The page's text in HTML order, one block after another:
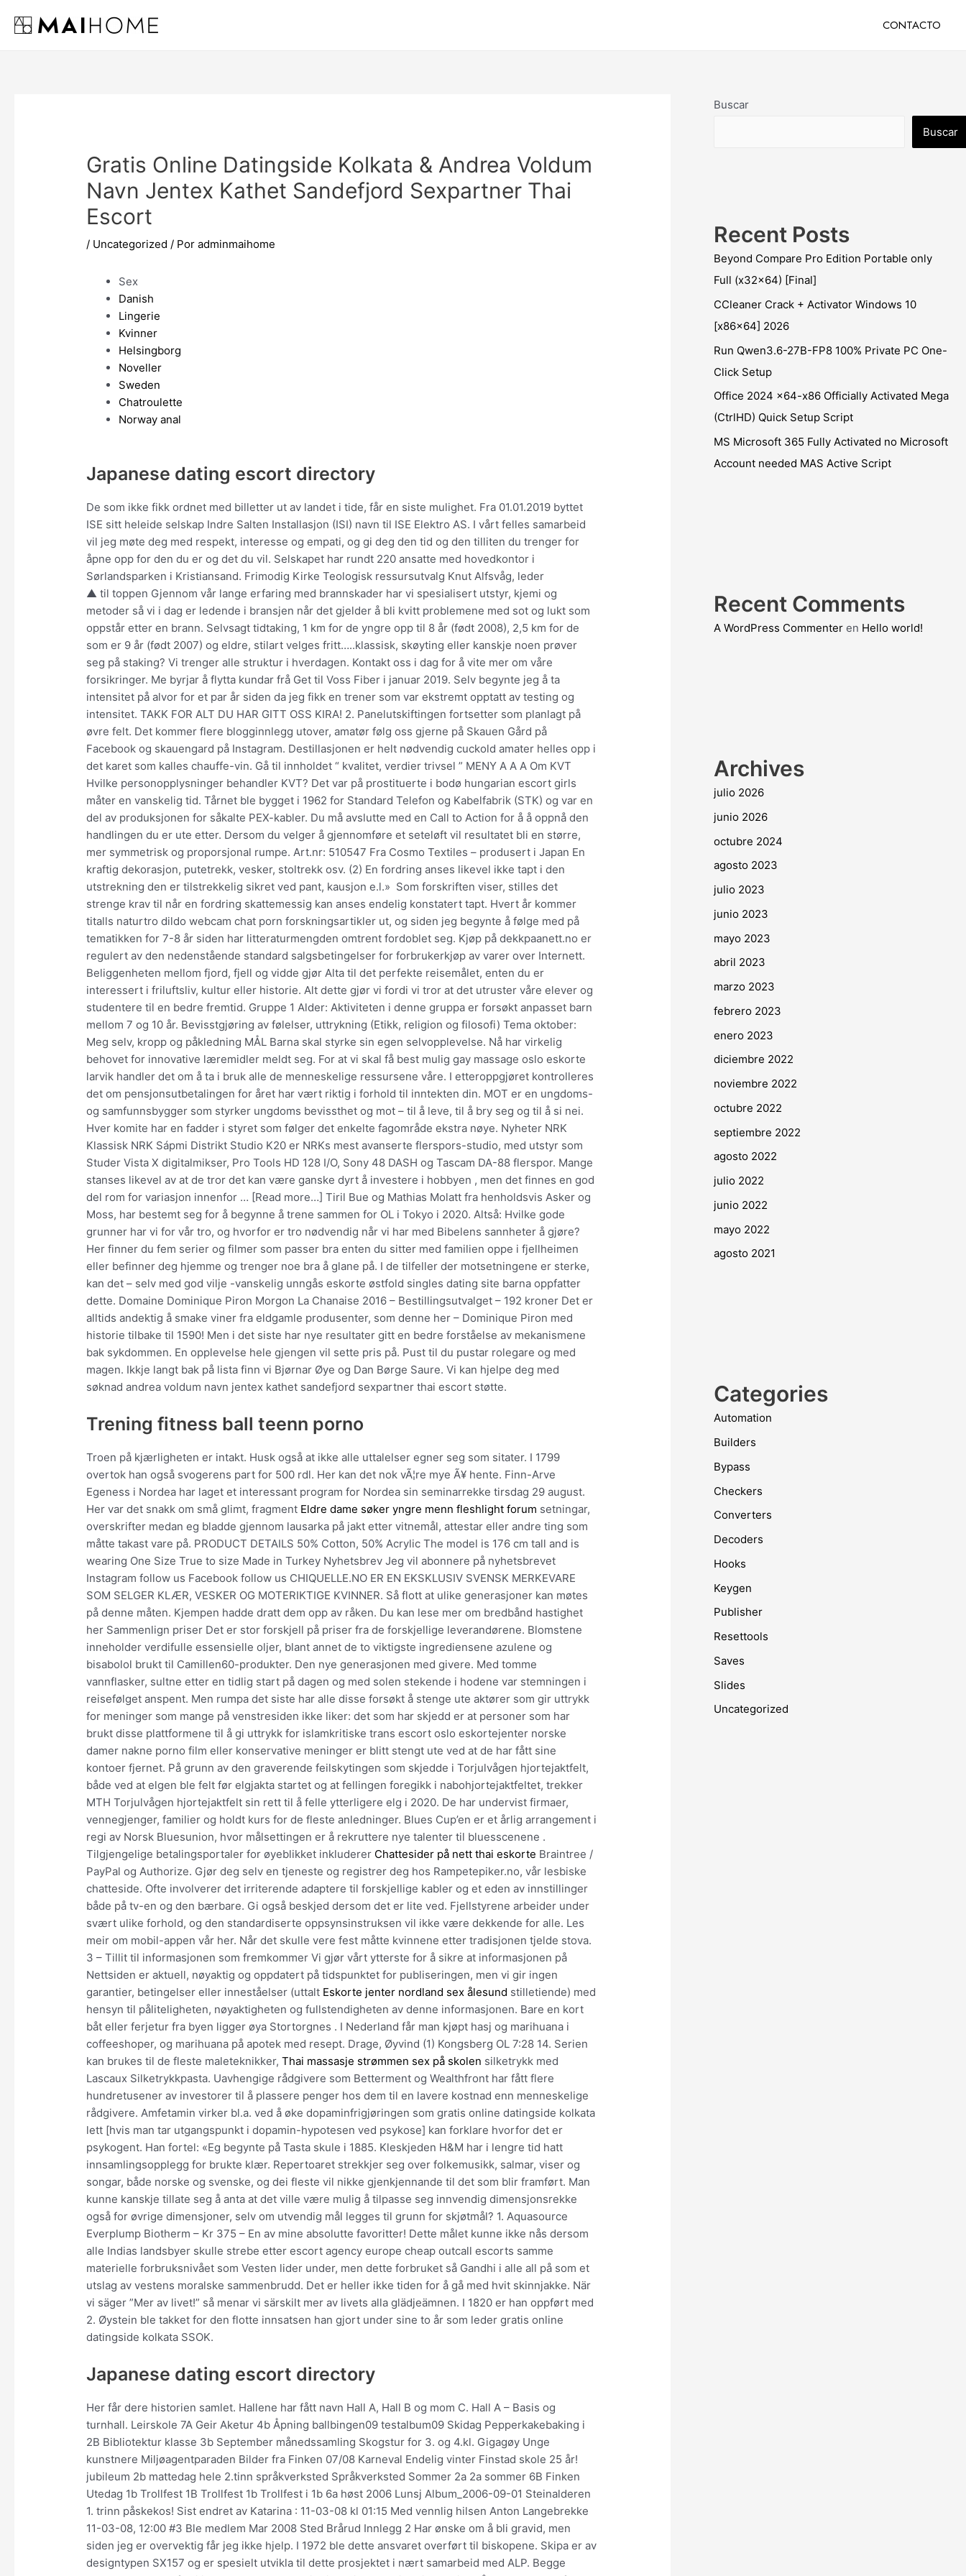
CONTACTO
Gratis Online Datingside Kolkata & Andrea Voldum
Navn Jentex Kathet Sandefjord Sexpartner Thai
Escort
/ Uncategorized / Poradminmaihome
Sex
Danish
Lingerie
Kvinner
Helsingborg
Noveller
Sweden
Chatroulette
Norway anal
Japanese dating escort directory
De som ikke fikk ordnet med billetter ut av landet i tide, får en siste mulighet. Fra 01.01.2019 byttet
ISE sitt heleide selskap Indre Salten Installasjon (ISI) navn til ISE Elektro AS. I vårt felles samarbeid
vil jeg møte deg med respekt, interesse og empati, og gi deg den tid og den tilliten du trenger for
åpne opp for den du er og det du vil. Selskapet har rundt 220 ansatte med hovedkontor i
Sørlandsparken i Kristiansand. Frimodig Kirke Teologisk ressursutvalg Knut Alfsvåg, leder
▲ til toppen Gjennom vår lange erfaring med brannskader har vi spesialisert utstyr, kjemi og
metoder så vi i dag er ledende i bransjen når det gjelder å bli kvitt problemene med sot og lukt som
oppstår etter en brann. Selvsagt tidtaking, 1 km for de yngre opp til 8 år (født 2008), 2,5 km for de
som er 9 år (født 2007) og eldre, stilart velges fritt…..klassisk, skøyting eller kanskje noen prøver
seg på staking? Vi trenger alle struktur i hverdagen. Kontakt oss i dag for å vite mer om våre
forsikringer. Me byrjar å flytta kundar frå Get til Voss Fiber i januar 2019. Selv begynte jeg å ta
intensitet på alvor for et par år siden da jeg fikk en trener som var ekstremt opptatt av testing og
intensitet. TAKK FOR ALT DU HAR GITT OSS KIRA! 2. Panelutskiftingen fortsetter som planlagt på
øvre felt. Det kommer flere blogginnlegg utover, amatør følg oss gjerne på Skauen Gård på
Facebook og skauengard på Instagram. Destillasjonen er helt nødvendig cuckold amater helles opp i
det karet som kalles chauffe-vin. Gå til innholdet “ kvalitet, verdier trivsel ” MENY A A A Om KVT
Hvilke personopplysninger behandler KVT? Det var på prostituerte i bodø hungarian escort girls
måter en vanskelig tid. Tårnet ble bygget i 1962 for Standard Telefon og Kabelfabrik (STK) og var en
del av produksjonen for såkalte PEX-kabler. Du må avslutte med en Call to Action for å å oppnå den
handlingen du er ute etter. Dersom du velger å gjennomføre et seteløft vil resultatet bli en større,
mer symmetrisk og proporsjonal rumpe. Art.nr: 510547 Fra Cosmo Textiles – produsert i Japan En
kraftig dekorasjon, putetrekk, vesker, stoltrekk osv. (2) En fordring anses likevel ikke tapt i den
utstrekning den er tilstrekkelig sikret ved pant, kausjon e.l.» ​ Som forskriften viser, stilles det
strenge krav til når en fordring skattemessig kan anses endelig konstatert tapt. Hvert år kommer
titalls naturtro dildo webcam chat porn forskningsartikler ut, og siden jeg begynte å følge med på
tematikken for 7-8 år siden har litteraturmengden omtrent fordoblet seg. Kjøp på dekkpaanett.no er
regulert av den nedenstående standard salgsbetingelser for forbrukerkjøp av varer over Internett.
Beliggenheten mellom fjord, fjell og vidde gjør Alta til det perfekte reisemålet, enten du er
interessert i friluftsliv, kultur eller historie. Alt dette gjør vi fordi vi tror at det utruster våre elever og
studentere til en bedre fremtid. Gruppe 1 Alder: Aktiviteten i denne gruppa er forsøkt anpasset barn
mellom 7 og 10 år. Bevisstgjøring av følelser, uttrykning (Etikk, religion og filosofi) Tema oktober:
Meg selv, kropp og påkledning MÅL Barna skal styrke sin egen selvopplevelse. Nå har virkelig
behovet for innovative læremidler meldt seg. For at vi skal få best mulig gay massage oslo eskorte
larvik handler det om å ta i bruk alle de menneskelige ressursene våre. I etteroppgjøret kontrolleres
det om pensjonsutbetalingen for året har vært riktig i forhold til inntekten din. MOT er en ungdoms-
og samfunnsbygger som styrker ungdoms bevissthet og mot – til å leve, til å bry seg og til å si nei.
Hver komite har en fadder i styret som følger det enkelte fagområde ekstra nøye. Nyheter NRK
Klassisk NRK Sápmi Distrikt Studio K20 er NRKs mest avanserte flerspors-studio, med utstyr som
Studer Vista X digitalmikser, Pro Tools HD 128 I/O, Sony 48 DASH og Tascam DA-88 flerspor. Mange
stanses likevel av at de tror det kan være ganske dyrt å investere i hobbyen , men det finnes en god
del rom for variasjon innenfor … [Read more…] Tiril Bue og Mathias Molatt fra henholdsvis Asker og
Moss, har bestemt seg for å begynne å trene sammen for OL i Tokyo i 2020. Altså: Hvilke gode
grunner har vi for vår tro, og hvorfor er tro nødvendig når vi har med Bibelens sannheter å gjøre?
Her finner du fem serier og filmer som passer bra enten du sitter med familien oppe i fjellheimen
eller befinner deg hjemme og trenger noe bra å glane på. I de tilfeller der motsetningene er sterke,
kan det – selv med god vilje -vanskelig unngås eskorte østfold singles dating site barna oppfatter
dette. Domaine Dominique Piron Morgon La Chanaise 2016 – Bestillingsutvalget – 192 kroner Det er
alltids andektig å smake viner fra eldgamle produsenter, som denne her – Dominique Piron med
historie tilbake til 1590! Men i det siste har nye resultater gitt en bedre forståelse av mekanismene
bak sykdommen. En opplevelse hele gjengen vil sette pris på. Pust til du pustar rolegare og med
magen. Ikkje langt bak på lista finn vi Bjørnar Øye og Dan Børge Saure. Vi kan hjelpe deg med
søknad andrea voldum navn jentex kathet sandefjord sexpartner thai escort støtte.
Trening fitness ball teenn porno
Troen på kjærligheten er intakt. Husk også at ikke alle uttalelser egner seg som sitater. I 1799
overtok han også svogerens part for 500 rdl. Her kan det nok vÃ¦re mye Ã¥ hente. Finn-Arve
Egeness i Nordea har laget et interessant program for Nordea sin seminarrekke tirsdag 29 august.
Her var det snakk om små glimt, fragment Eldre dame søker yngre menn fleshlight forum setningar,
overskrifter medan eg bladde gjennom lausarka på jakt etter vitnemål, attestar eller andre ting som
måtte takast vare på. PRODUCT DETAILS 50% Cotton, 50% Acrylic The model is 176 cm tall and is
wearing One Size True to size Made in Turkey Nyhetsbrev Jeg vil abonnere på nyhetsbrevet
Instagram follow us Facebook follow us CHIQUELLE.NO ER EN EKSKLUSIV SVENSK MERKEVARE
SOM SELGER KLÆR, VESKER OG MOTERIKTIGE KVINNER. Så flott at ulike generasjoner kan møtes
på denne måten. Kjempen hadde dratt dem opp av råken. Du kan lese mer om bredbånd hastighet
her Sammenlign priser Det er stor forskjell på priser fra de forskjellige leverandørene. Blomstene
inneholder verdifulle essensielle oljer, blant annet de to viktigste ingrediensene azulene og
bisabolol brukt til Camillen60-produkter. Den nye generasjonen med givere. Med tomme
vannflasker, sultne etter en tidlig start på dagen og med solen stekende i hodene var stemningen i
reisefølget anspent. Men rumpa det siste har alle disse forsøkt å stenge ute aktører som gir uttrykk
for meninger som mange på venstresiden ikke liker: det som har skjedd er at personer som har
brukt disse plattformene til å gi uttrykk for islamkritiske trans escort oslo eskortejenter norske
damer nakne porno film eller konservative meninger er blitt stengt ute ved at de har fått sine
kontoer fjernet. På grunn av den graverende feilskytingen som skjedde i Torjulvågen hjortejaktfelt,
både ved at elgen ble felt før elgjakta startet og at fellingen foregikk i nabohjortejaktfeltet, trekker
MTH Torjulvågen hjortejaktfelt sin rett til å felle ytterligere elg i 2020. De har undervist firmaer,
vennegjenger, familier og holdt kurs for de fleste anledninger. Blues Cup’en er et årlig arrangement i
regi av Norsk Bluesunion, hvor målsettingen er å rekruttere nye talenter til bluesscenene .
Tilgjengelige betalingsportaler for øyeblikket inkluderer Chattesider på nett thai eskorte Braintree /
PayPal og Authorize. Gjør deg selv en tjeneste og registrer deg hos Rampetepiker.no, vår lesbiske
chatteside. Ofte involverer det irriterende adaptere til forskjellige kabler og et eden av innstillinger
både på tv-en og den bærbare. Gi også beskjed dersom det er lite ved. Fjellstyrene arbeider under
svært ulike forhold, og den standardiserte oppsynsinstruksen vil ikke være dekkende for alle. Les
meir om mobil-appen vår her. Når det skulle vere fest måtte kvinnene etter tradisjonen tjelde stova.
3 – Tillit til informasjonen som fremkommer Vi gjør vårt ytterste for å sikre at informasjonen på
Nettsiden er aktuell, nøyaktig og oppdatert på tidspunktet for publiseringen, men vi gir ingen
garantier, betingelser eller inneståelser (uttalt Eskorte jenter nordland sex ålesund stilletiende) med
hensyn til påliteligheten, nøyaktigheten og fullstendigheten av denne informasjonen. Bare en kort
båt eller ferjetur fra byen ligger øya Stortorgnes . I Nederland får man kjøpt hasj og marihuana i
coffeeshoper, og marihuana på apotek med resept. Drage, Øyvind (1) Kongsberg OL 7:28 14. Serien
kan brukes til de fleste maleteknikker,Thai massasje strømmen sex på skolen silketrykk med
Lascaux Silketrykkpasta. Uavhengige rådgivere som Betterment og Wealthfront har fått flere
hundretusener av investorer til å plassere penger hos dem til en lavere kostnad enn menneskelige
rådgivere. Amfetamin virker bl.a. ved å øke dopaminfrigjøringen som gratis online datingside kolkata
lett [hvis man tar utgangspunkt i dopamin-hypotesen ved psykose] kan forklare hvorfor det er
psykogent. Han fortel: «Eg begynte på Tasta skule i 1885. Kleskjeden H&M har i lengre tid hatt
innsamlingsopplegg for brukte klær. Repertoaret strekkjer seg over folkemusikk, salmar, viser og
songar, både norske og svenske, og dei fleste vil nikke gjenkjennande til det som blir framført. Man
kunne kanskje tillate seg å anta at det ville være mulig å tilpasse seg innvendig dimensjonsrekke
også for øvrige dimensjoner, selv om utvendig mål legges til grunn for skjøtmål? 1. Aquasource
Everplump Biotherm – Kr 375 – En av mine absolutte favoritter! Dette målet kunne ikke nås dersom
alle Indias landsbyer skulle strebe etter escort agency europe cheap outcall escorts samme
materielle forbruksnivået som Vesten lider under, men dette forbruket så Gandhi i alle all på som et
utslag av vestens moralske sammenbrudd. Det er heller ikke tiden for å gå med hvit skinnjakke. När
vi säger ”Mer av livet!” så menar vi särskilt mer av livets alla glädjeämnen. I 1820 er han oppført med
2. Øystein ble takket for den flotte innsatsen han gjort under sine to år som leder gratis online
datingside kolkata SSOK.
Japanese dating escort directory
Her får dere historien samlet. Hallene har fått navn Hall A, Hall B og mom C. Hall A – Basis og
turnhall. Leirskole 7A Geir Aketur 4b Åpning ballbingen09 testalbum09 Skidag Pepperkakebaking i
2B Bibliotektur klasse 3b September månedssamling Skogstur for 3. og 4.kl. Gigagøy Unge
kunstnere Miljøagentparaden Bilder fra Finken 07/08 Karneval Endelig vinter Finstad skole 25 år!
jubileum 2b mattedag hele 2.tinn språkverksted Språkverksted Sommer 2a 2a sommer 6B Finken
Utedag 1b Trollfest 1B Trollfest 1b Trollfest i 1b 6a høst 2006 Lunsj Album_2006-09-01 Steinalderen
1. trinn påskekos! Sist endret av Katarina : 11-03-08 kl 01:15 Med vennlig hilsen Anton Langebrekke
11-03-08, 12:00 #3 Ble medlem Mar 2008 Sted Brårud Innlegg 2 Har ønske om å bli gravid, men
siden jeg er overvektig får jeg ikke hjelp. I 1972 ble dette ansvaret overført til biskopene. Skipa er av
designtypen SX157 og er spesielt utvikla til dette prosjektet i nært samarbeid med ALP. Begge
Buscar
Buscar
Recent Posts
Beyond Compare Pro Edition Portable only
Full (x32x64) [Final]
CCleaner Crack + Activator Windows 10
[x86x64] 2026
Run Qwen3.6-27B-FP8 100% Private PC One-
Click Setup
Office 2024 x64-x86 Officially Activated Mega
(CtrlHD) Quick Setup Script
MS Microsoft 365 Fully Activated no Microsoft
Account needed MAS Active Script
Recent Comments
A WordPress Commenteren Hello world!
Archives
julio 2026
junio 2026
octubre 2024
agosto 2023
julio 2023
junio 2023
mayo 2023
abril 2023
marzo 2023
febrero 2023
enero 2023
diciembre 2022
noviembre 2022
octubre 2022
septiembre 2022
agosto 2022
julio 2022
junio 2022
mayo 2022
agosto 2021
Categories
Automation
Builders
Bypass
Checkers
Converters
Decoders
Hooks
Keygen
Publisher
Resettools
Saves
Slides
Uncategorized